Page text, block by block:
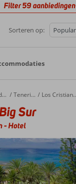
Filter 59 aanbiedingen
Sorteren op:
Tenerife Los Cristianos
Sur
-Hotel